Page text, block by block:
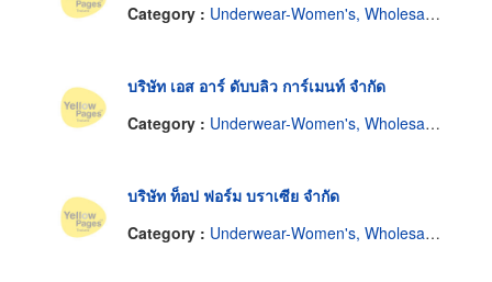
Category : Underwear-Women's, Wholesale & Manufacturers
บริษัท เอส อาร์ ดับบลิว การ์เมนท์ จำกัด
Category : Underwear-Women's, Wholesale & Manufacturers
บริษัท ท็อป ฟอร์ม บราเซีย จำกัด
Category : Underwear-Women's, Wholesale & Manufacturers